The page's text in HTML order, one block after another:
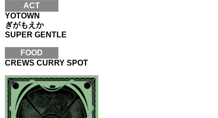
ACT
YOTOWN
ぎがもえか
SUPER GENTLE
FOOD
CREWS CURRY SPOT